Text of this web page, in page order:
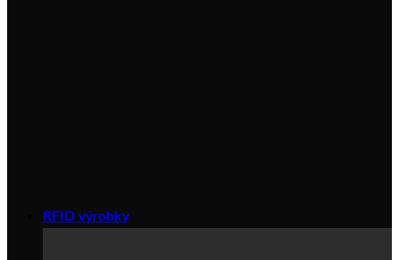
RFID výrobky